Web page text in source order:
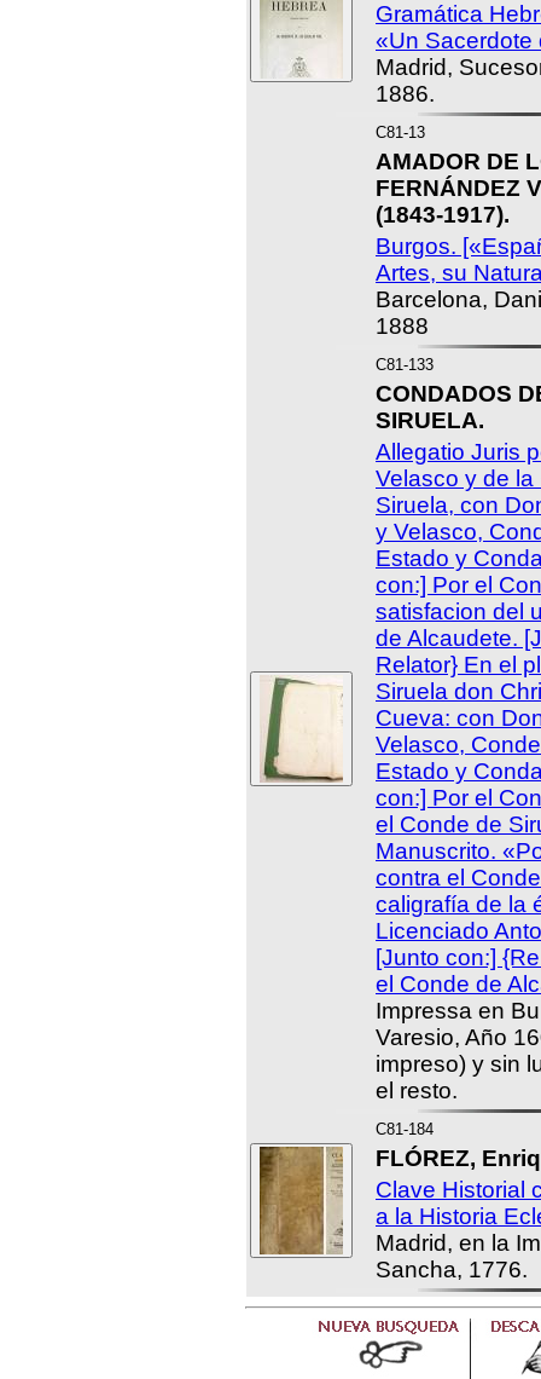
Gramática
«Un Sacerdote
Madrid,
1886.
C81-13
AMADOR DE
FERNÁNDEZ
(1843-1917).
Burgos.
Artes, su
Barcelona,
1888
C81-133
CONDADOS
SIRUELA.
Allegatio Juris
Velasco y de
Siruela, con
y Velasco,
Estado y
con:] Por el
satisfacion del
de Alcaudete.
Relator} En el
Siruela don
Cueva: con
Velasco,
Estado y
con:] Por el
el Conde de
Manuscrito.
contra el
caligrafía de la
Licenciado
[Junto con:]
el Conde de
Impressa en
Varesio, Año
impreso) y sin
el resto.
C81-184
FLÓREZ,
Clave Historial
a la Historia
Madrid, en la
Sancha, 1776.